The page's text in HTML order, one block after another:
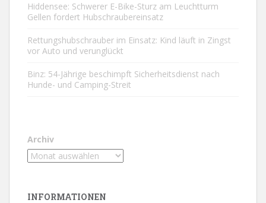
Hiddensee: Schwerer E-Bike-Sturz am Leuchtturm
Gellen fordert Hubschraubereinsatz
Rettungshubschrauber im Einsatz: Kind läuft in Zingst
vor Auto und verunglückt
Binz: 54-Jährige beschimpft Sicherheitsdienst nach
Hunde- und Camping-Streit
Archiv
INFORMATIONEN